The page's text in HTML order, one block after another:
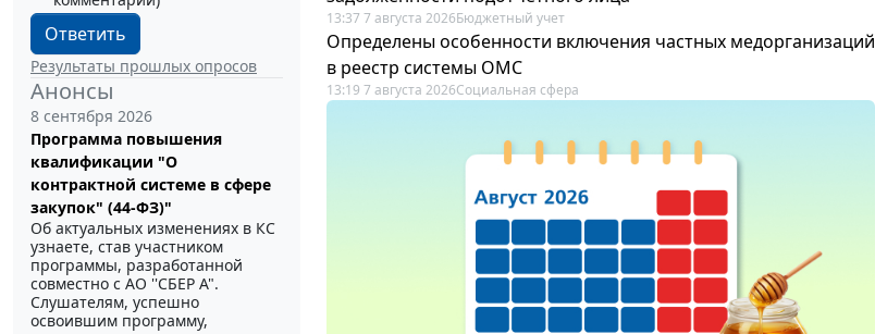
Ответить
Результаты прошлых опросов
Анонсы
8 сентября 2026
Программа повышения
квалификации "О
контрактной системе в сфере
закупок" (44-ФЗ)"
Об актуальных изменениях в КС
узнаете, став участником
программы, разработанной
совместно с АО ''СБЕР А".
Слушателям, успешно
освоившим программу,
13:37 7 августа 2026Бюджетный учет
Определены особенности включения частных медорганизаций
в реестр системы ОМС
13:19 7 августа 2026Социальная сфера